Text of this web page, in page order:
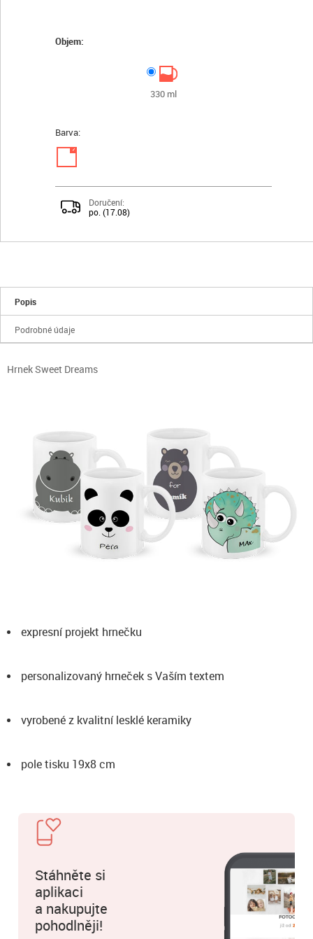
Objem:
330 ml
Barva:
✓
Doručení:
po. (17.08)
Popis
Podrobné údaje
Hrnek Sweet Dreams
expresní projekt hrnečku
personalizovaný hrneček s Vaším textem
vyrobené z kvalitní lesklé keramiky
pole tisku 19x8 cm
Stáhněte si
aplikaci
a nakupujte
pohodlněji!